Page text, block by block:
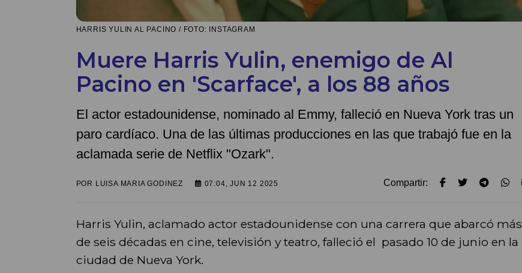
HARRIS YULIN AL PACINO / FOTO: INSTAGRAM
Muere Harris Yulin, enemigo de Al
Pacino en 'Scarface', a los 88 años
El actor estadounidense, nominado al Emmy, falleció en Nueva York tras un
paro cardíaco. Una de las últimas producciones en las que trabajó fue en la
aclamada serie de Netflix "Ozark".
POR LUISA MARIA GODINEZ 07:04, JUN 12 2025 Compartir:
Harris Yulin, aclamado actor estadounidense con una carrera que abarcó más
de seis décadas en cine, televisión y teatro, falleció el pasado 10 de junio en la
ciudad de Nueva York.